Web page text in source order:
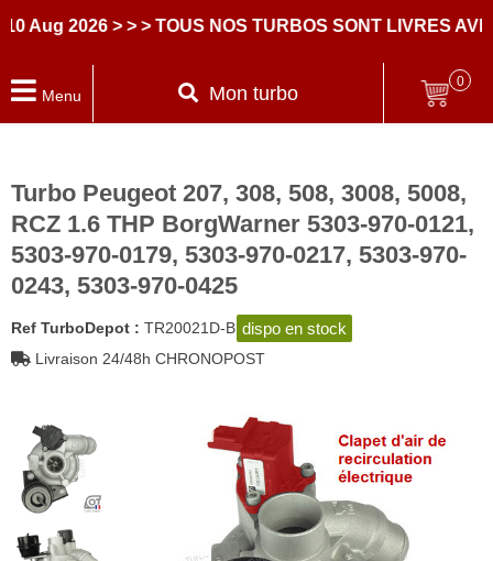
2026 > > > TOUS NOS TURBOS SONT LIVRES AVEC
Menu Mon turbo
0
Turbo Peugeot 207, 308, 508, 3008, 5008,
RCZ 1.6 THP BorgWarner 5303-970-0121,
5303-970-0179, 5303-970-0217, 5303-970-
0243, 5303-970-0425
Ref TurboDepot : TR20021D-B dispo en stock
Livraison 24/48h CHRONOPOST